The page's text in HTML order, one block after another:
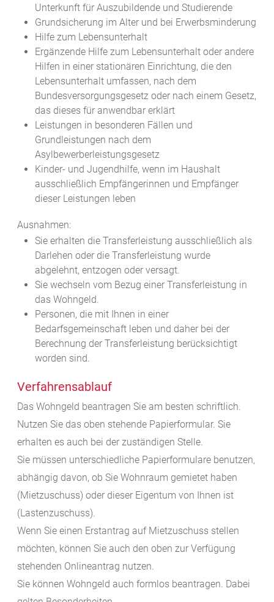
Unterkunft für Auszubildende und Studierende
Grundsicherung im Alter und bei Erwerbsminderung
Hilfe zum Lebensunterhalt
Ergänzende Hilfe zum Lebensunterhalt oder andere
Hilfen in einer stationären Einrichtung, die den
Lebensunterhalt umfassen, nach dem
Bundesversorgungsgesetz oder nach einem Gesetz,
das dieses für anwendbar erklärt
Leistungen in besonderen Fällen und
Grundleistungen nach dem
Asylbewerberleistungsgesetz
Kinder- und Jugendhilfe, wenn im Haushalt
ausschließlich Empfängerinnen und Empfänger
dieser Leistungen leben
Ausnahmen:
Sie erhalten die Transferleistung ausschließlich als
Darlehen oder die Transferleistung wurde
abgelehnt, entzogen oder versagt.
Sie wechseln vom Bezug einer Transferleistung in
das Wohngeld.
Personen, die mit Ihnen in einer
Bedarfsgemeinschaft leben und daher bei der
Berechnung der Transferleistung berücksichtigt
worden sind.
Verfahrensablauf
Das Wohngeld beantragen Sie am besten schriftlich.
Nutzen Sie das oben stehende Papierformular. Sie
erhalten es auch bei der zuständigen Stelle.
Sie müssen unterschiedliche Papierformulare benutzen,
abhängig davon, ob Sie Wohnraum gemietet haben
(Mietzuschuss) oder dieser Eigentum von Ihnen ist
(Lastenzuschuss).
Wenn Sie einen Erstantrag auf Mietzuschuss stellen
möchten, können Sie auch den oben zur Verfügung
stehenden Onlineantrag nutzen.
Sie können Wohngeld auch formlos beantragen. Dabei